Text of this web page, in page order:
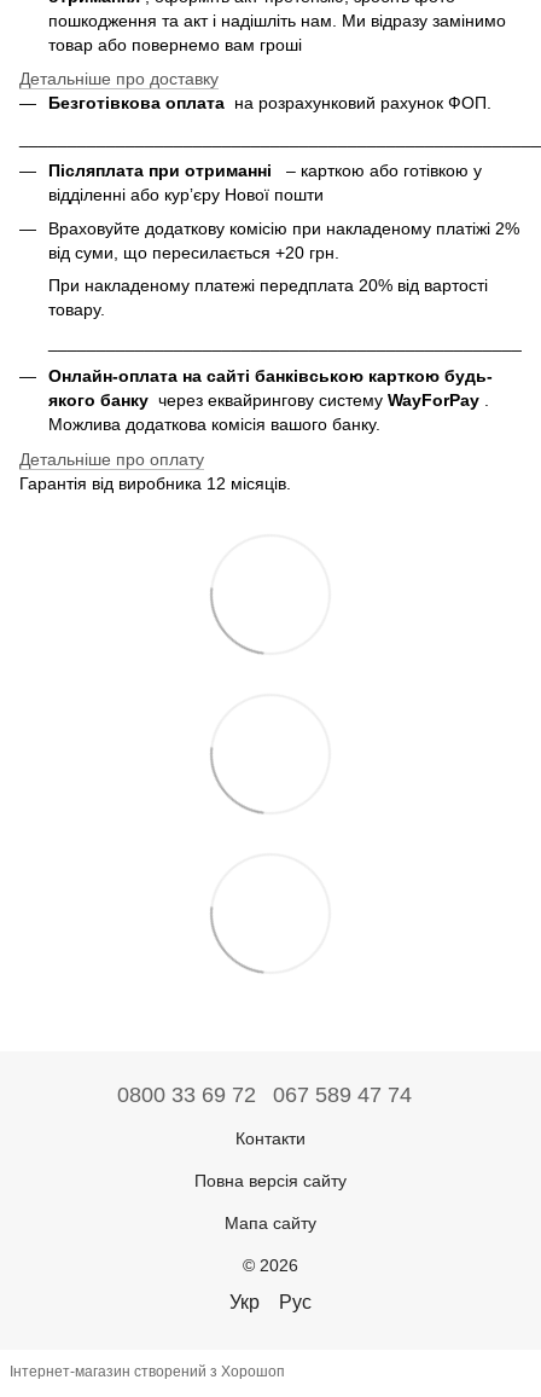
пошкодження та акт і надішліть нам. Ми відразу замінимо
товар або повернемо вам гроші
Детальніше про доставку
Безготівкова оплата на розрахунковий рахунок ФОП.
Післяплата при отриманні
– карткою або готівкою у
відділенні або курʼєру Нової пошти
Враховуйте додаткову комісію при накладеному платіжі 2%
від суми, що пересилається +20 грн.
При накладеному платежі передплата 20% від вартості
товару.
Онлайн-оплата на сайті банківською карткою будь-
якого банку через еквайрингову систему WayForPay .
Можлива додаткова комісія вашого банку.
Детальніше про оплату
Гарантія від виробника 12 місяців.
0800 33 69 72 067 589 47 74
Контакти
Повна версія сайту
Мапа сайту
© 2026
Укр Рус
Інтернет-магазин створений з Хорошоп